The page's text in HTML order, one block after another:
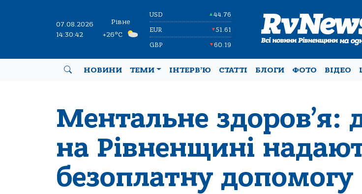
07.08.2026
14:30:43
Рівне
+26°C
USD ▲44.76
EUR ▼51.61
GBP ▼60.19
НОВИНИ ТЕМИ ІНТЕРВ’Ю СТАТТІ БЛОГИ ФОТО ВІДЕО
Ментальне здоров’я:
на Рівненщині
безоплатну допомогу